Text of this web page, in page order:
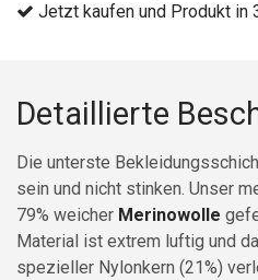
Jetzt kaufen und Produkt in
Detaillierte
Die unterste
sein und nicht stinken. Unser
79% weicher Merinowolle
Material ist extrem luftig und
spezieller Nylonkern (21%)